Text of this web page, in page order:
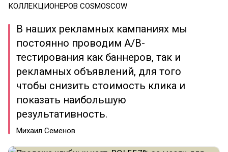
КОЛЛЕКЦИОНЕРОВ COSMOSCOW
В наших рекламных кампаниях мы
постоянно проводим A/B-
тестирования как баннеров, так и
рекламных объявлений, для того
чтобы снизить стоимость клика и
показать наибольшую
результативность.
Михаил Семенов